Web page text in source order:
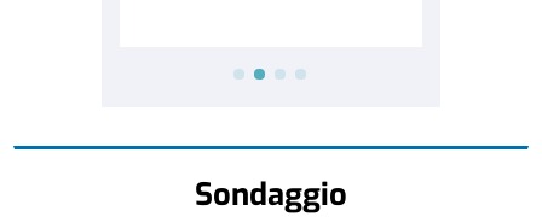
Sondaggio